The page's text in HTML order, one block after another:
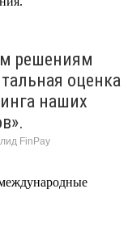
решениям
оценка
наших
FinPay